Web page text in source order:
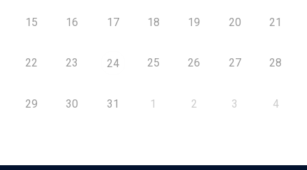
15 16 17 18 19 20 21
22 23 24 25 26 27 28
29 30 31 1 2 3 4